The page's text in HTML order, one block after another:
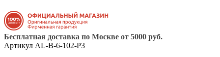
Бесплатная доставка по Москве от 5000 руб.
Артикул AL-B-6-102-P3